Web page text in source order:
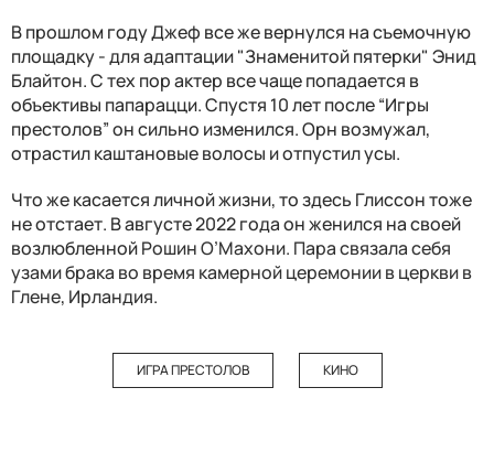
В прошлом году Джеф все же вернулся на съемочную
площадку - для адаптации "Знаменитой пятерки" Энид
Блайтон. С тех пор актер все чаще попадается в
объективы папарацци. Спустя 10 лет после “Игры
престолов” он сильно изменился. Орн возмужал,
отрастил каштановые волосы и отпустил усы.
Что же касается личной жизни, то здесь Глиссон тоже
не отстает. В августе 2022 года он женился на своей
возлюбленнойРошин О’Махони. Пара связала себя
узами брака во время камерной церемонии в церкви в
Глене, Ирландия.
ИГРА ПРЕСТОЛОВ КИНО